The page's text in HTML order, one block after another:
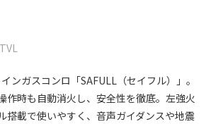
ンガスコンロ「SAFULL（セイフル）」。
作時も自動消火し、安全性を徹底。左強火
搭載で使いやすく、音声ガイダンスや地震